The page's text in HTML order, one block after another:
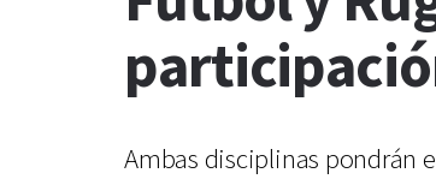
Ambas disciplinas pondrán